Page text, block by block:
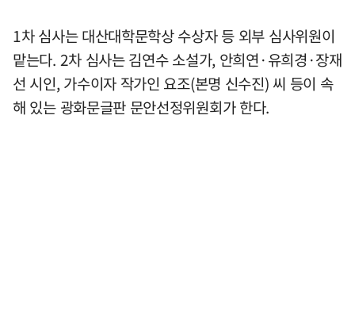
1차 심사는 대산대학문학상 수상자 등 외부 심사위원이
맡는다. 2차 심사는 김연수 소설가, 안희연·유희경·장재
선 시인, 가수이자 작가인 요조(본명 신수진) 씨 등이 속
해 있는 광화문글판 문안선정위원회가 한다.